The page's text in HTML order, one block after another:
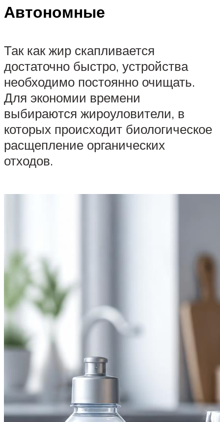
Автономные
Так как жир скапливается
достаточно быстро, устройства
необходимо постоянно очищать.
Для экономии времени
выбираются жироуловители, в
которых происходит биологическое
расщепление органических
отходов.